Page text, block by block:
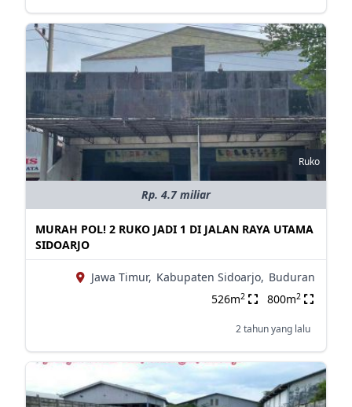
Ruko
Rp. 4.7 miliar
MURAH POL! 2 RUKO JADI 1 DI JALAN RAYA UTAMA
SIDOARJO
Jawa Timur, Kabupaten Sidoarjo, Buduran
526m2 800m2
2 tahun yang lalu